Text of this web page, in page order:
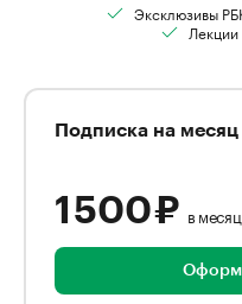
Эксклюзивы
Подписка на месяц
1 500 ₽ в месяц